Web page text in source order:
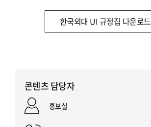
한국외대 UI 규정집 다운로드
콘텐츠 담당자
홍보실